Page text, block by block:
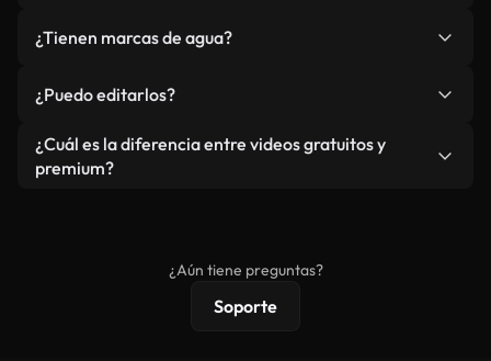
monetizados y anuncios, siempre que no se
independiente.
¿Tienen marcas de agua?
agua. Obtendrá metraje limpio y listo para usar en
cada descarga.
¿Puedo editarlos?
Sí. Eres libre de recortar o mezclar nuestros
vídeos. Solo asegúrese de que el producto final no
¿Cuál es la diferencia entre videos gratuitos y
premium?
protecciones de licencia extendidas.
¿Aún tiene preguntas?
Soporte